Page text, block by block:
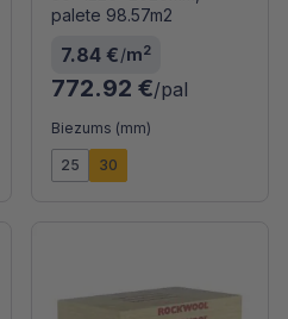
palete 98.57m2
7.84 €/m2
772.92 €/pal
Biezums (mm)
25 30